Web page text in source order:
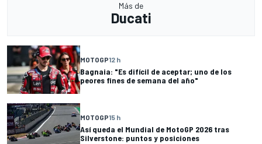
Más de
Ducati
MOTOGP12 h
Bagnaia: "Es difícil de aceptar; uno de los
peores fines de semana del año"
MOTOGP15 h
Así queda el Mundial de MotoGP 2026 tras
Silverstone: puntos y posiciones